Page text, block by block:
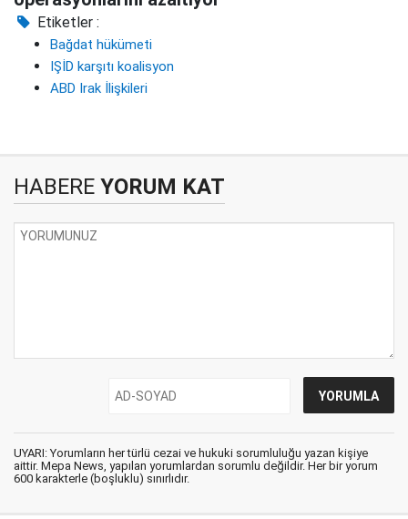
Etiketler :
Bağdat hükümeti
IŞİD karşıtı koalisyon
ABD Irak İlişkileri
HABERE YORUM KAT
UYARI: Yorumların her türlü cezai ve hukuki sorumluluğu yazan kişiye
aittir. Mepa News, yapılan yorumlardan sorumlu değildir. Her bir yorum
600 karakterle (boşluklu) sınırlıdır.